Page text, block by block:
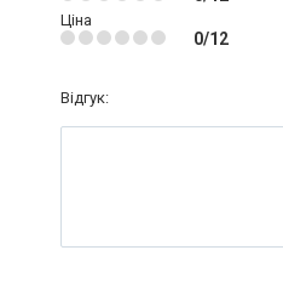
Ціна
0/12
Відгук: